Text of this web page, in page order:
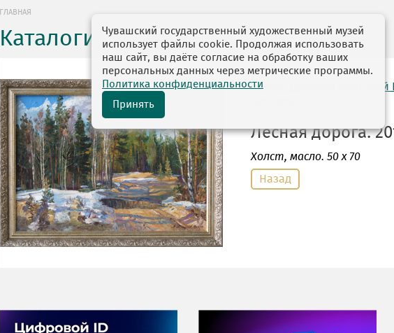
ГЛАВНАЯ
Каталоги выставок
автор: Данилов Анатолий
Лесная дорога.
Холст, масло. 50 х 70
Назад
Чувашский государственный художественный музей
использует файлы cookie. Продолжая использовать
наш сайт, вы даёте согласие на обработку ваших
персональных данных через метрические программы.
Политика конфиденциальности
Принять